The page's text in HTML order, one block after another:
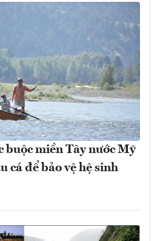
buộc miền Tây nước Mỹ
cá để bảo vệ hệ sinh